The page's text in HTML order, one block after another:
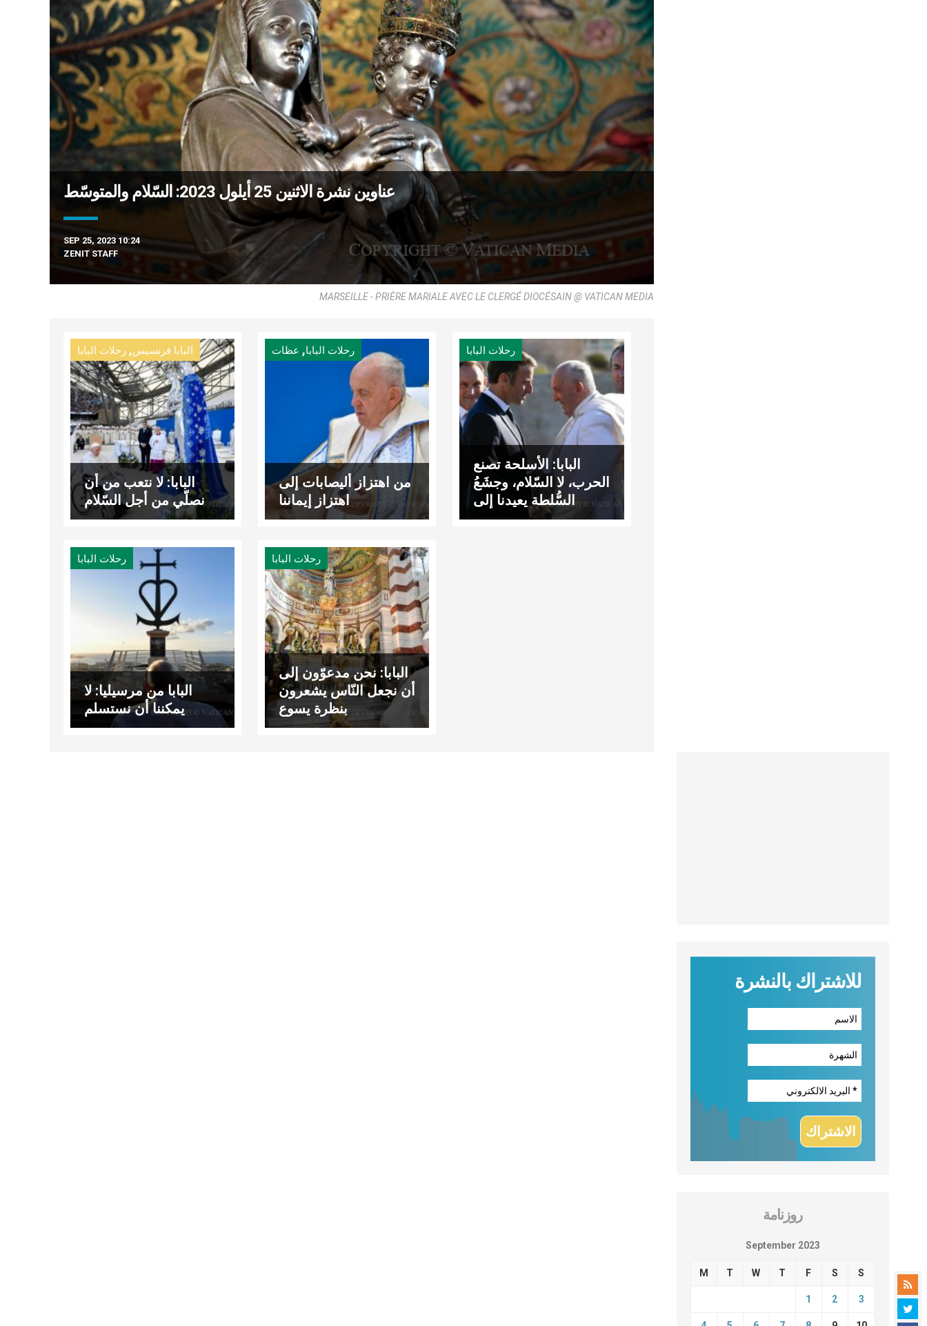
عناوين نشرة الاثنين 25 أيلول 2023: السّلام والمتوسّط
SEP 25, 2023 10:24
ZENIT STAFF
MARSEILLE - PRIÈRE MARIALE AVEC LE CLERGÉ DIOCÉSAIN @ VATICAN MEDIA
البابا فرنسيس, رحلات البابا
البابا: لا نتعب من أن
نصلّي من أجل السّلام
رحلات البابا, عظات
من اهتزاز أليصابات إلى
اهتزاز إيماننا
رحلات البابا
البابا: الأسلحة تصنع
الحرب، لا السّلام، وجشَعُ
السُّلطة يعيدنا إلى
الماضي، ولا يبني
رحلات البابا
البابا من مرسيليا: لا
يمكننا أن نستسلم
رحلات البابا
البابا: نحن مدعوّون إلى
أن نجعل النّاس يشعرون
بنظرة يسوع
للاشتراك بالنشرة
روزنامة
September 2023
M T W T F S S
1 2 3